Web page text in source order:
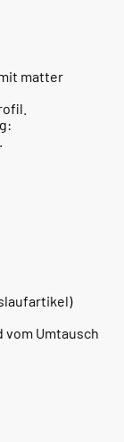
matter
vom Umtausch